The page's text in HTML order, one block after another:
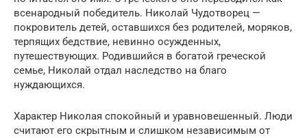
всенародный победитель. Николай Чудотворец —
покровитель детей, оставшихся без родителей, моряков,
терпящих бедствие, невинно осужденных,
путешествующих. Родившийся в богатой греческой
семье, Николай отдал наследство на благо
нуждающихся.
Характер Николая спокойный и уравновешенный. Люди
считают его скрытным и слишком независимым от